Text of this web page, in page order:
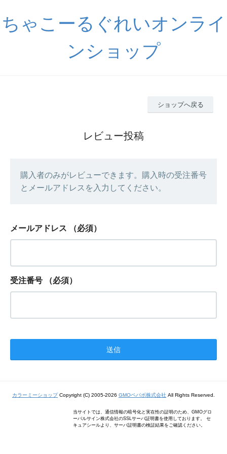
ちゃこーるぐれいオンライ
ンショップ
ショップへ戻る
レビュー投稿
購入者のみがレビューできます。購入時の受注番号
とメールアドレスを入力してください。
メールアドレス （必須）
受注番号 （必須）
カラーミーショップCopyright (C) 2005-2026 GMOペパボ株式会社 All Rights Reserved.
当サイトでは、通信情報の暗号化と実在性の証明のため、GMOグロ
ーバルサイン株式会社のSSLサーバ証明書を使用しております。 セ
キュアシールより、サーバ証明書の検証結果をご確認ください。